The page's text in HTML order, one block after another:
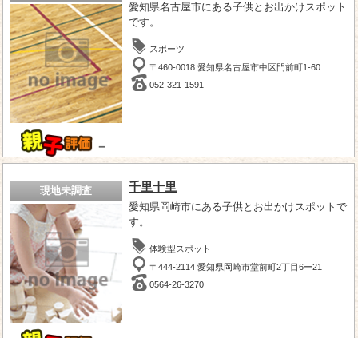
－
愛知県名古屋市にある子供とお出かけスポット
です。
スポーツ
〒460-0018 愛知県名古屋市中区門前町1-60
052-321-1591
現地未調査 千里十里
愛知県岡崎市にある子供とお出かけスポットで
す。
体験型スポット
〒444-2114 愛知県岡崎市堂前町2丁目6ー21
0564-26-3270